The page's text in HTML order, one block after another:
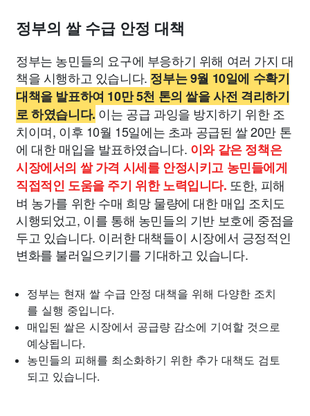
정부의 쌀 수급 안정 대책
정부는 농민들의 요구에 부응하기 위해 여러 가지 대
책을 시행하고 있습니다. 정부는 9월 10일에 수확기
대책을 발표하여 10만 5천 톤의 쌀을 사전 격리하기
로 하였습니다. 이는 공급 과잉을 방지하기 위한 조
치이며, 이후 10월 15일에는 초과 공급된 쌀 20만 톤
에 대한 매입을 발표하였습니다. 이와 같은 정책은
시장에서의 쌀 가격 시세를 안정시키고 농민들에게
직접적인 도움을 주기 위한 노력입니다. 또한, 피해
벼 농가를 위한 수매 희망 물량에 대한 매입 조치도
시행되었고, 이를 통해 농민들의 기반 보호에 중점을
두고 있습니다. 이러한 대책들이 시장에서 긍정적인
변화를 불러일으키기를 기대하고 있습니다.
정부는 현재 쌀 수급 안정 대책을 위해 다양한 조치
를 실행 중입니다.
매입된 쌀은 시장에서 공급량 감소에 기여할 것으로
예상됩니다.
농민들의 피해를 최소화하기 위한 추가 대책도 검토
되고 있습니다.